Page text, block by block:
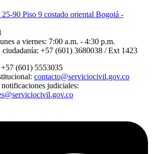
90 Piso 9 costado oriental Bogotá -
a viernes: 7:00 a.m. - 4:30 p.m.
ciudadanía: +57 (601) 3680038 / Ext 1423
+57 (601) 5553035
contacto@serviciocivil.gov.co
judiciales: